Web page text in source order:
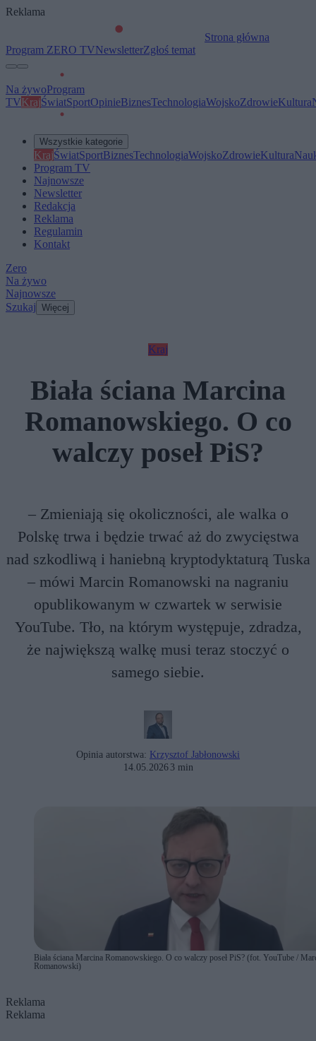
Reklama
Strona główna
Program ZERO TVNewsletterZgłoś temat
Na żywoProgram
TVKrajŚwiatSportOpinieBiznesTechnologiaWojskoZdrowieKultura
Wszystkie kategorie
KrajŚwiatSportBiznesTechnologiaWojskoZdrowieKultura
Program TV
Najnowsze
Newsletter
Redakcja
Reklama
Regulamin
Kontakt
Zero
Na żywo
Najnowsze
Szukaj Więcej
Kraj
Biała ściana Marcina
Romanowskiego. O co
walczy poseł PiS?
– Zmieniają się okoliczności, ale walka o
Polskę trwa i będzie trwać aż do zwycięstwa
nad szkodliwą i haniebną kryptodyktaturą Tuska
– mówi Marcin Romanowski na nagraniu
opublikowanym w czwartek w serwisie
YouTube. Tło, na którym występuje, zdradza,
że największą walkę musi teraz stoczyć o
samego siebie.
Opinia autorstwa: Krzysztof Jabłonowski
14.05.2026 3 min
Biała ściana Marcina Romanowskiego. O co walczy poseł PiS? (fot. YouTube /
Romanowski)
Reklama
Reklama